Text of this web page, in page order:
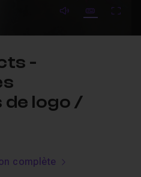
mute video
Subtitles
-
de logo /
complète